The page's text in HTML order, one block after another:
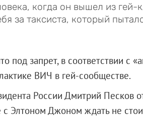
когда он вышел из гей-
за таксиста, который
под запрет, в соответствии с
ВИЧ в гей-сообществе.
России Дмитрий Песков
Элтоном Джоном ждать не